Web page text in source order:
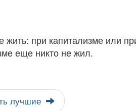
жить: при капитализме или
еще никто не жил.
лучшие